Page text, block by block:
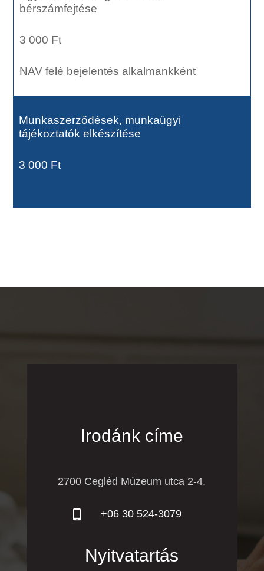
bérszámfejtése
3 000 Ft
NAV felé bejelentés alkalmankként
Munkaszerződések, munkaügyi
tájékoztatók elkészítése
3 000 Ft
Irodánk címe
2700 Cegléd Múzeum utca 2-4.
 +06 30 524-3079
Nyitvatartás